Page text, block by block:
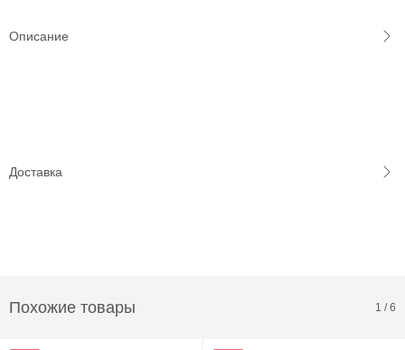
Описание
Доставка
Похожие товары 1 /6